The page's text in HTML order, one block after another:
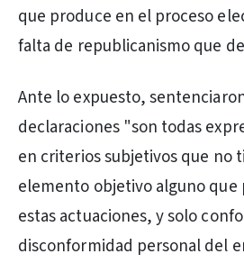
que produce en el proceso
falta de republicanismo que
Ante lo expuesto,
declaraciones "son todas
en criterios subjetivos que no
elemento objetivo alguno que
estas actuaciones, y solo
disconformidad personal del